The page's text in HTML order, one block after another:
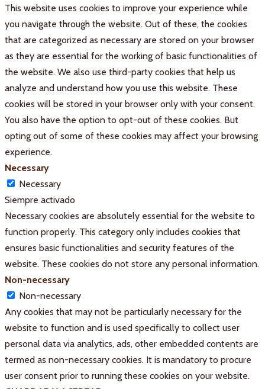
This website uses cookies to improve your experience while
you navigate through the website. Out of these, the cookies
that are categorized as necessary are stored on your browser
as they are essential for the working of basic functionalities of
the website. We also use third-party cookies that help us
analyze and understand how you use this website. These
cookies will be stored in your browser only with your consent.
You also have the option to opt-out of these cookies. But
opting out of some of these cookies may affect your browsing
experience.
Necessary
Necessary
Siempre activado
Necessary cookies are absolutely essential for the website to
function properly. This category only includes cookies that
ensures basic functionalities and security features of the
website. These cookies do not store any personal information.
Non-necessary
Non-necessary
Any cookies that may not be particularly necessary for the
website to function and is used specifically to collect user
personal data via analytics, ads, other embedded contents are
termed as non-necessary cookies. It is mandatory to procure
user consent prior to running these cookies on your website.